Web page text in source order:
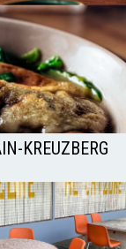
KREUZBERG